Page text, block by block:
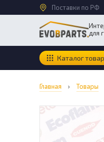
Поставки по РФ
для
Каталог
Главная › Товары